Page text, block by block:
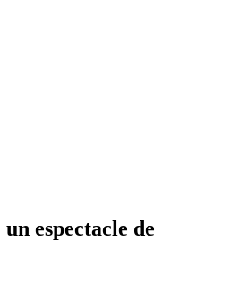
un espectacle de